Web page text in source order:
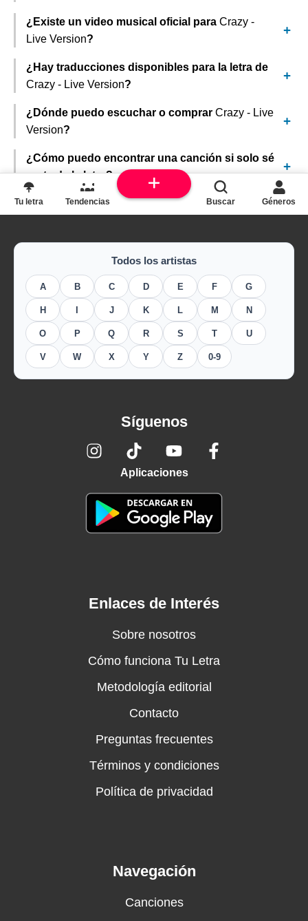
¿Existe un video musical oficial para Crazy -
Live Version?
¿Hay traducciones disponibles para la letra de
Crazy - Live Version?
¿Dónde puedo escuchar o comprar Crazy - Live
Version?
¿Cómo puedo encontrar una canción si solo sé
parte de la letra?
Todos los artistas
A B C D E F G
H J K L M N
O P Q R S T U
V W X Y Z 0-9
Síguenos
Aplicaciones
Enlaces de Interés
Sobre nosotros
Cómo funciona Tu Letra
Metodología editorial
Contacto
Preguntas frecuentes
Términos y condiciones
Política de privacidad
Navegación
Canciones
Tu letra Tendencias Buscar Géneros